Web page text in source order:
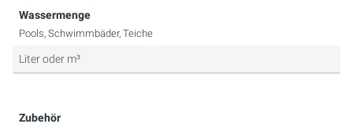
Wassermenge
Pools, Schwimmbäder, Teiche
Zubehör